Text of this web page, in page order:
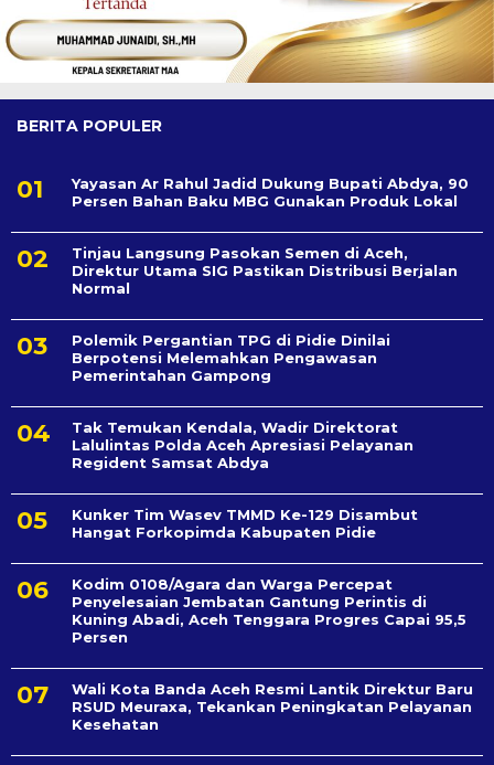
BERITA POPULER
Yayasan Ar Rahul Jadid Dukung Bupati Abdya, 90
Persen Bahan Baku MBG Gunakan Produk Lokal
Tinjau Langsung Pasokan Semen di Aceh,
Direktur Utama SIG Pastikan Distribusi Berjalan
Normal
Polemik Pergantian TPG di Pidie Dinilai
Berpotensi Melemahkan Pengawasan
Pemerintahan Gampong
Tak Temukan Kendala, Wadir Direktorat
Lalulintas Polda Aceh Apresiasi Pelayanan
Regident Samsat Abdya
Kunker Tim Wasev TMMD Ke-129 Disambut
Hangat Forkopimda Kabupaten Pidie
Kodim 0108/Agara dan Warga Percepat
Penyelesaian Jembatan Gantung Perintis di
Kuning Abadi, Aceh Tenggara Progres Capai 95,5
Persen
Wali Kota Banda Aceh Resmi Lantik Direktur Baru
RSUD Meuraxa, Tekankan Peningkatan Pelayanan
Kesehatan